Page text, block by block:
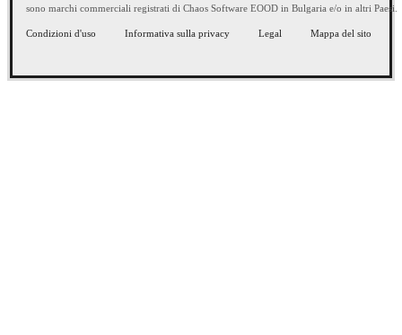
sono marchi commerciali registrati di Chaos Software EOOD in Bulgaria e/o in altri Paesi.
Condizioni d'uso Informativa sulla privacy Legal Mappa del sito